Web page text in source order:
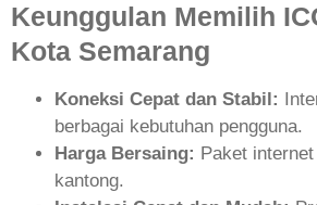
Keunggulan Memilih
Kota Semarang
Koneksi Cepat dan Stabil:
berbagai kebutuhan pengguna.
Harga Bersaing: Paket
kantong.